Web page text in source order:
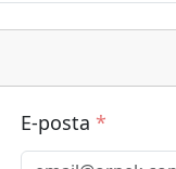
E-posta *